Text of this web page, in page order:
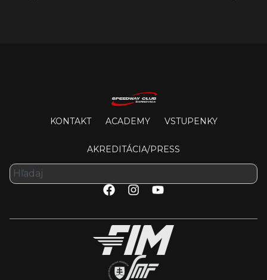
KONTAKT ACADEMY VSTUPENKY
AKREDITÁCIA/PRESS